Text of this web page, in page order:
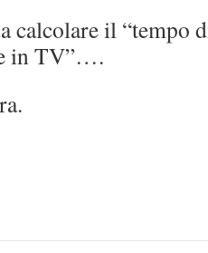
calcolare il “tempo
in TV”….